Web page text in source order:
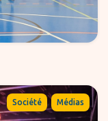
Société , Médias